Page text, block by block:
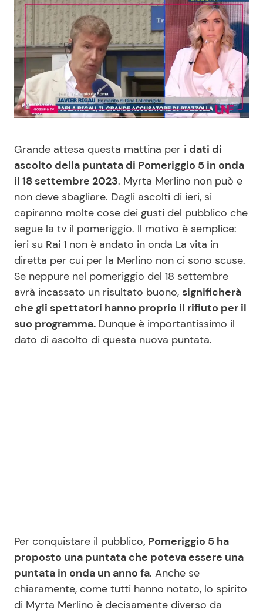
News Cinema
News Musica
News Spettacolo
News dal mondo
Casa
Moda e Style
Mondo Mamma
News benessere
Salute
Viaggi e Turismo
Consigli di Cucina
Dolci
Le Ricette in TV
Primi Piatti
Ricette Facili e Veloci
Ricette Feste
Redazione
Contattaci
Pubblicità
Privacy Policy
Grande attesa questa mattina per i dati di
ascolto della puntata di Pomeriggio 5 in onda
il 18 settembre 2023. Myrta Merlino non può e
non deve sbagliare. Dagli ascolti di ieri, si
capiranno molte cose dei gusti del pubblico che
segue la tv il pomeriggio. Il motivo è semplice:
ieri su Rai 1 non è andato in onda La vita in
diretta per cui per la Merlino non ci sono scuse.
Se neppure nel pomeriggio del 18 settembre
avrà incassato un risultato buono, significherà
che gli spettatori hanno proprio il rifiuto per il
suo programma. Dunque è importantissimo il
dato di ascolto di questa nuova puntata.
Per conquistare il pubblico, Pomeriggio 5 ha
proposto una puntata che poteva essere una
puntata in onda un anno fa. Anche se
chiaramente, come tutti hanno notato, lo spirito
di Myrta Merlino è decisamente diverso da